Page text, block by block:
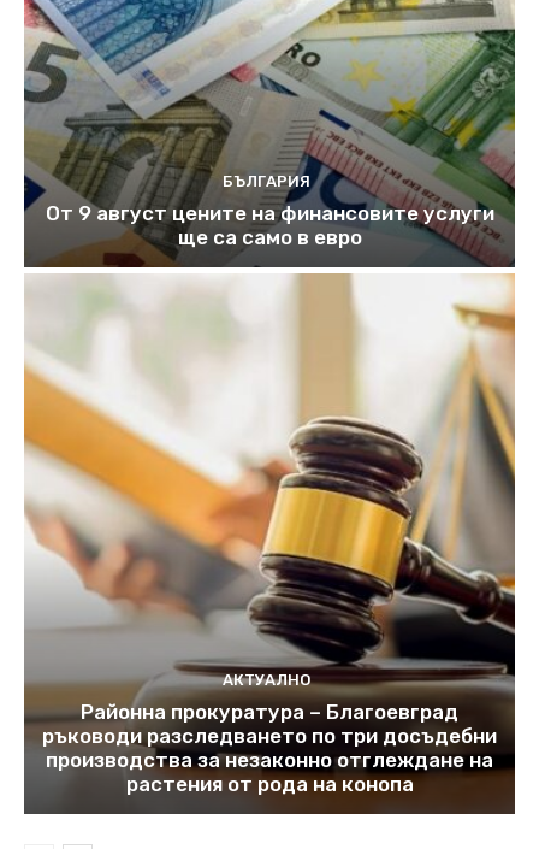
БЪЛГАРИЯ
От 9 август цените на финансовите услуги
ще са само в евро
АКТУАЛНО
Районна прокуратура – Благоевград
ръководи разследването по три досъдебни
производства за незаконно отглеждане на
растения от рода на конопа